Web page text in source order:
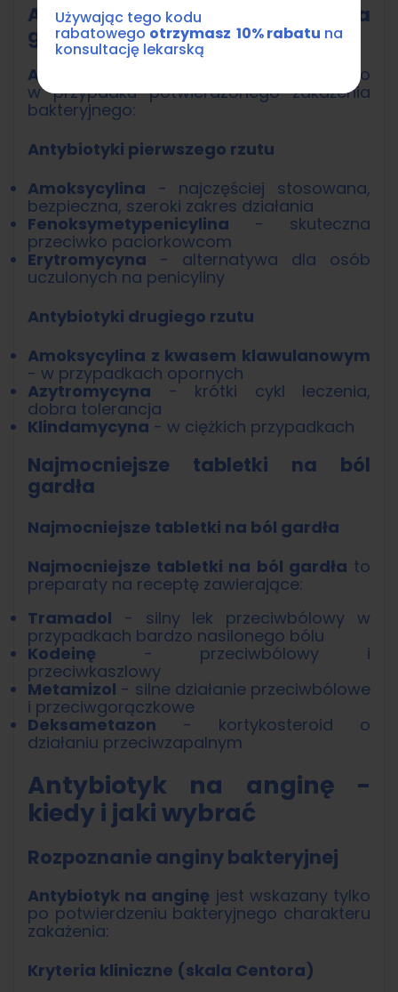
Używając tego kodu
rabatowego otrzymasz 10% rabatu na
konsultację lekarską
Antybiotyki w leczeniu zapalenia
gardła
Antybiotyk na gardło
jest wskazany tylko
w przypadku potwierdzonego zakażenia
bakteryjnego:
Antybiotyki pierwszego rzutu
Amoksycylina - najczęściej stosowana,
bezpieczna, szeroki zakres działania
Fenoksymetypenicylina - skuteczna
przeciwko paciorkowcom
Erytromycyna - alternatywa dla osób
uczulonych na penicyliny
Antybiotyki drugiego rzutu
Amoksycylina z kwasem klawulanowym
- w przypadkach opornych
Azytromycyna - krótki cykl leczenia,
dobra tolerancja
Klindamycyna - w ciężkich przypadkach
Najmocniejsze tabletki na ból
gardła
Najmocniejsze tabletki na ból gardła
Najmocniejsze tabletki na ból gardła to
preparaty na receptę zawierające:
Tramadol - silny lek przeciwbólowy w
przypadkach bardzo nasilonego bólu
Kodeinę - przeciwbólowy i
przeciwkaszlowy
Metamizol - silne działanie przeciwbólowe
i przeciwgorączkowe
Deksametazon - kortykosteroid o
działaniu przeciwzapalnym
Antybiotyk na anginę -
kiedy i jaki wybrać
Rozpoznanie anginy bakteryjnej
Antybiotyk na anginę jest wskazany tylko
po potwierdzeniu bakteryjnego charakteru
zakażenia:
Kryteria kliniczne (skala Centora)